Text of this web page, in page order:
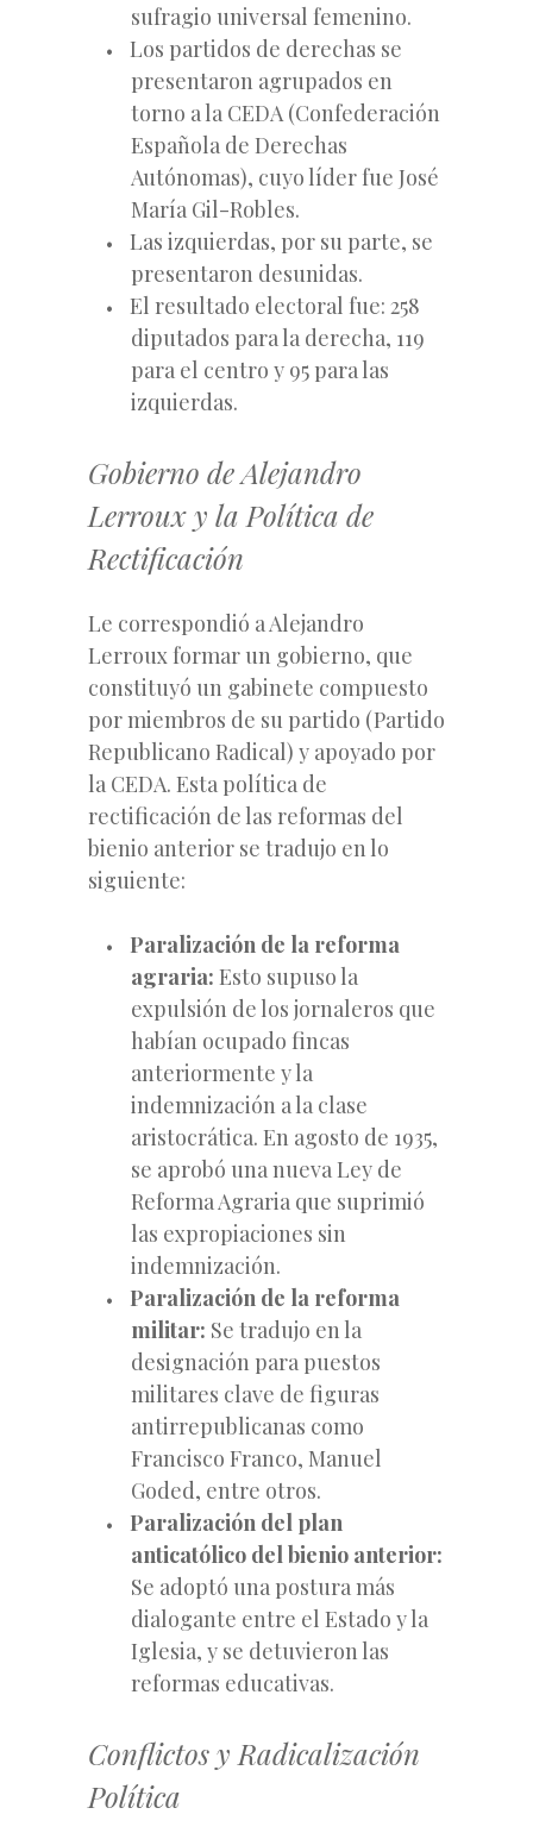
sufragio universal femenino.
Los partidos de derechas se
presentaron agrupados en
torno a la CEDA (Confederación
Española de Derechas
Autónomas), cuyo líder fue José
María Gil-Robles.
Las izquierdas, por su parte, se
presentaron desunidas.
El resultado electoral fue: 258
diputados para la derecha, 119
para el centro y 95 para las
izquierdas.
Gobierno de Alejandro
Lerroux y la Política de
Rectificación
Le correspondió a Alejandro
Lerroux formar un gobierno, que
constituyó un gabinete compuesto
por miembros de su partido (Partido
Republicano Radical) y apoyado por
la CEDA. Esta política de
rectificación de las reformas del
bienio anterior se tradujo en lo
siguiente:
Paralización de la reforma
agraria: Esto supuso la
expulsión de los jornaleros que
habían ocupado fincas
anteriormente y la
indemnización a la clase
aristocrática. En agosto de 1935,
se aprobó una nueva Ley de
Reforma Agraria que suprimió
las expropiaciones sin
indemnización.
Paralización de la reforma
militar: Se tradujo en la
designación para puestos
militares clave de figuras
antirrepublicanas como
Francisco Franco, Manuel
Goded, entre otros.
Paralización del plan
anticatólico del bienio anterior:
Se adoptó una postura más
dialogante entre el Estado y la
Iglesia, y se detuvieron las
reformas educativas.
Conflictos y Radicalización
Política